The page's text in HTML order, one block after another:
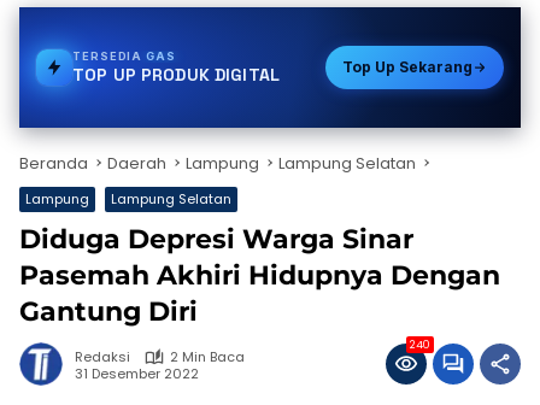
TERSEDIAPULSA
TOP UP PRODUK DIGITAL Top Up Sekarang
Beranda Daerah Lampung Lampung Selatan
Lampung Lampung Selatan
Diduga Depresi Warga Sinar
Pasemah Akhiri Hidupnya Dengan
Gantung Diri
Redaksi
2 Min Baca
31 Desember 2022
240